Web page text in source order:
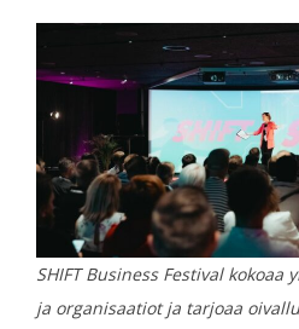
SHIFT Business Festival
ja organisaatiot ja tarjoaa